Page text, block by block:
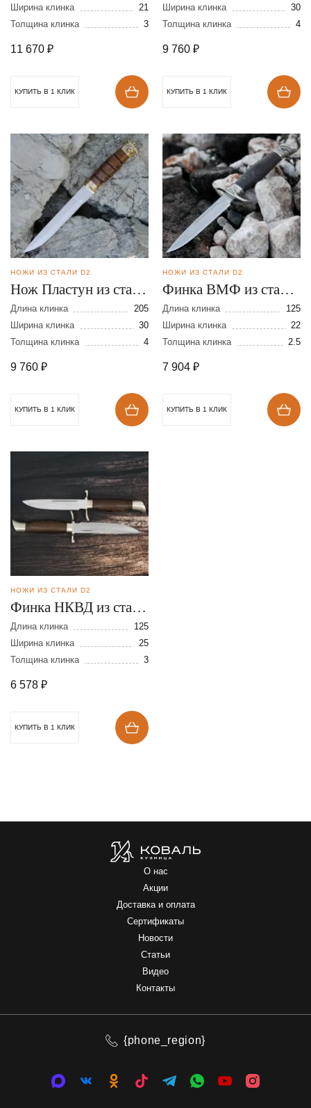
Ширина клинка
21
Толщина клинка
3
11 670 ₽
КУПИТЬ В 1 КЛИК
Ширина клинка
30
Толщина клинка
4
9 760 ₽
КУПИТЬ В 1 КЛИК
НОЖИ ИЗ СТАЛИ D2
Нож Пластун из стали
D2
Длина клинка
205
Ширина клинка
30
Толщина клинка
4
9 760 ₽
КУПИТЬ В 1 КЛИК
НОЖИ ИЗ СТАЛИ D2
Финка ВМФ из стали
D2
Длина клинка
125
Ширина клинка
22
Толщина клинка
2.5
7 904 ₽
КУПИТЬ В 1 КЛИК
НОЖИ ИЗ СТАЛИ D2
Финка НКВД из стали
D2
Длина клинка
125
Ширина клинка
25
Толщина клинка
3
6 578 ₽
КУПИТЬ В 1 КЛИК
О нас
Акции
Доставка и оплата
Сертификаты
Новости
Статьи
Видео
Контакты
{phone_region}